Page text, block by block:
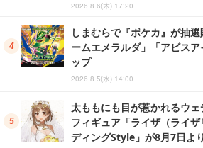
2026.8.6(木) 17:20
しまむらで『ポケカ』が抽
ームエメラルダ」「アビス
ップ
2026.8.5(水) 14:00
太ももにも目が惹かれるウェ
フィギュア「ライザ（ライ
ディングStyle」が8月7日よ